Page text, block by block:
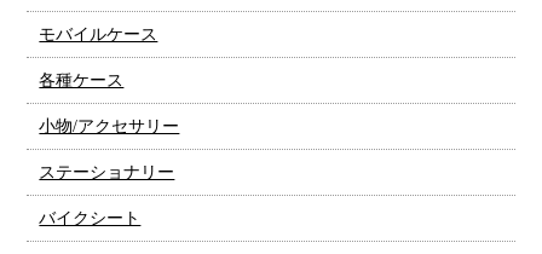
モバイルケース
各種ケース
小物/アクセサリー
ステーショナリー
バイクシート